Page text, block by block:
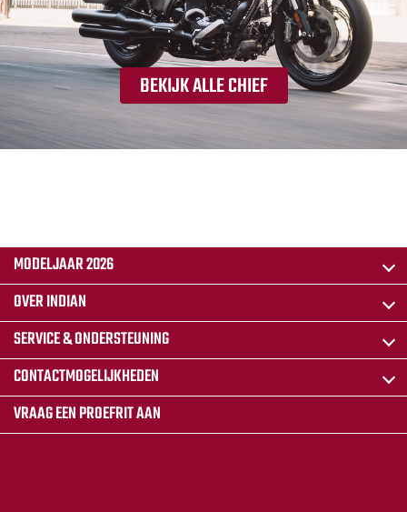
BEKIJK ALLE CHIEF
MODELJAAR 2026
OVER INDIAN
SERVICE & ONDERSTEUNING
CONTACTMOGELIJKHEDEN
VRAAG EEN PROEFRIT AAN